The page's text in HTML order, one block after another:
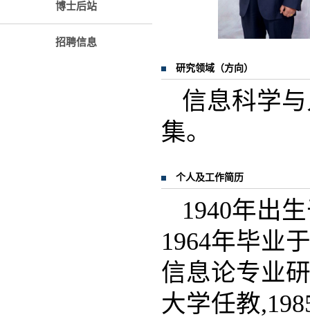
博士后站
招聘信息
研究领域（方向）
信息科学
集。
个人及工作简历
1940年出
1964年毕业
信息论专业
大学任教